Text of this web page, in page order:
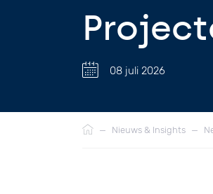
— Nieuws & Insights —
08 juli 2026